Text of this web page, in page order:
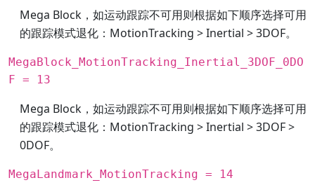
Mega Block，如运动跟踪不可用则根据如下顺序选择可用
的跟踪模式退化：MotionTracking > Inertial > 3DOF。
MegaBlock_MotionTracking_Inertial_3DOF_0DO
F = 13
Mega Block，如运动跟踪不可用则根据如下顺序选择可用
的跟踪模式退化：MotionTracking > Inertial > 3DOF >
0DOF。
MegaLandmark_MotionTracking = 14